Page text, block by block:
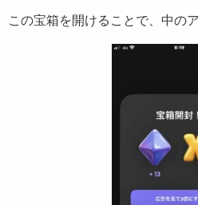
この宝箱を開けることで、中の